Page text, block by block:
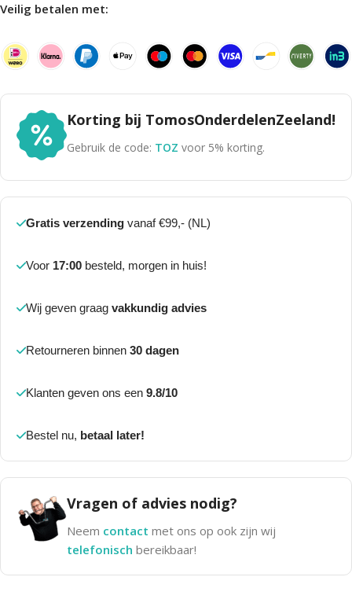
Veilig betalen met:
Korting bij TomosOnderdelenZeeland!
Gebruik de code: TOZ voor 5% korting.
Gratis verzending vanaf €99,- (NL)
Voor 17:00 besteld, morgen in huis!
Wij geven graag vakkundig advies
Retourneren binnen 30 dagen
Klanten geven ons een 9.8/10
Bestel nu, betaal later!
Vragen of advies nodig?
Neem contact met ons op ook zijn wij
telefonisch bereikbaar!